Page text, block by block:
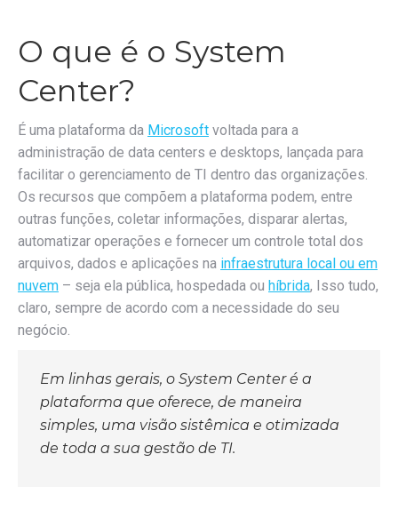
O que é o System
Center?
É uma plataforma da Microsoft voltada para a
administração de data centers e desktops, lançada para
facilitar o gerenciamento de TI dentro das organizações.
Os recursos que compõem a plataforma podem, entre
outras funções, coletar informações, disparar alertas,
automatizar operações e fornecer um controle total dos
arquivos, dados e aplicações na infraestrutura local ou em
nuvem – seja ela pública, hospedada ou híbrida, Isso tudo,
claro, sempre de acordo com a necessidade do seu
negócio.
Em linhas gerais, o System Center é a
plataforma que oferece, de maneira
simples, uma visão sistêmica e otimizada
de toda a sua gestão de TI.